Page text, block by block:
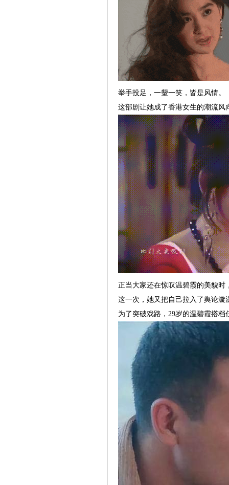
举手投足，一颦一笑，皆是风情。
这部剧让她成了香港女生的潮流风
正当大家还在惊叹温碧霞的美貌
这一次，她又把自己拉入了舆论漩
为了突破戏路，29岁的温碧霞搭